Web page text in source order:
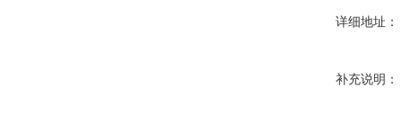
详细地址：
补充说明：